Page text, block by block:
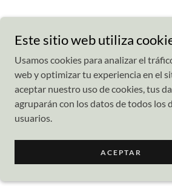
Este sitio web utiliza
Usamos cookies para analizar el
web y optimizar tu experiencia en el
aceptar nuestro uso de cookies, tus
agruparán con los datos de todos los
usuarios.
ACEPTAR